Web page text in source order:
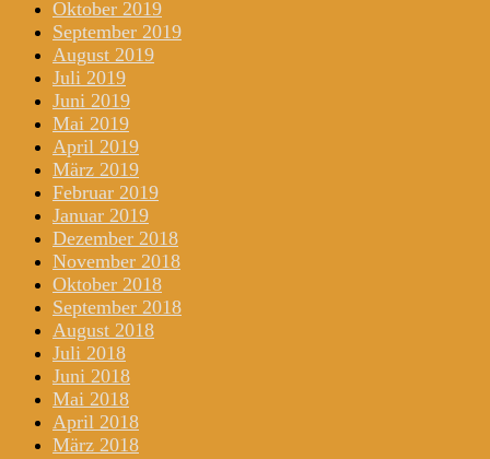
Oktober 2019
September 2019
August 2019
Juli 2019
Juni 2019
Mai 2019
April 2019
März 2019
Februar 2019
Januar 2019
Dezember 2018
November 2018
Oktober 2018
September 2018
August 2018
Juli 2018
Juni 2018
Mai 2018
April 2018
März 2018